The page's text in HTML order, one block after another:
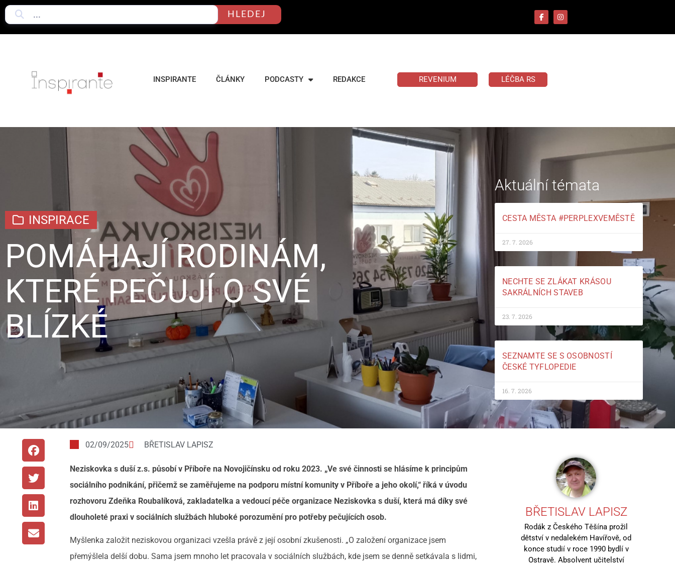
HLEDEJ
INSPIRANTE ČLÁNKY PODCASTY REDAKCE REVENIUM LÉČBA RS
INSPIRACE
POMÁHAJÍ RODINÁM,
KTERÉ PEČUJÍ O SVÉ
BLÍZKÉ
Aktuální témata
CESTA MĚSTA #PERPLEXVEMĚSTĚ
27. 7. 2026
NECHTE SE ZLÁKAT KRÁSOU
SAKRÁLNÍCH STAVEB
23. 7. 2026
SEZNAMTE SE S OSOBNOSTÍ
ČESKÉ TYFLOPEDIE
16. 7. 2026
02/09/2025 BŘETISLAV LAPISZ
Neziskovka s duší z.s. působí v Příboře na Novojičínsku od roku 2023. „Ve své činnosti se hlásíme k principům
sociálního podnikání, přičemž se zaměřujeme na podporu místní komunity v Příboře a jeho okolí,“ říká v úvodu
rozhovoru Zdeňka Roubalíková, zakladatelka a vedoucí péče organizace Neziskovka s duší, která má díky své
dlouholeté praxi v sociálních službách hluboké porozumění pro potřeby pečujících osob.
Myšlenka založit neziskovou organizaci vzešla právě z její osobní zkušenosti. „O založení organizace jsem
přemýšlela delší dobu. Sama jsem mnoho let pracovala v sociálních službách, kde jsem se denně setkávala s lidmi,
BŘETISLAV LAPISZ
Rodák z Českého Těšína prožil
dětství v nedalekém Havířově, od
konce studií v roce 1990 bydlí v
Ostravě. Absolvent učitelství